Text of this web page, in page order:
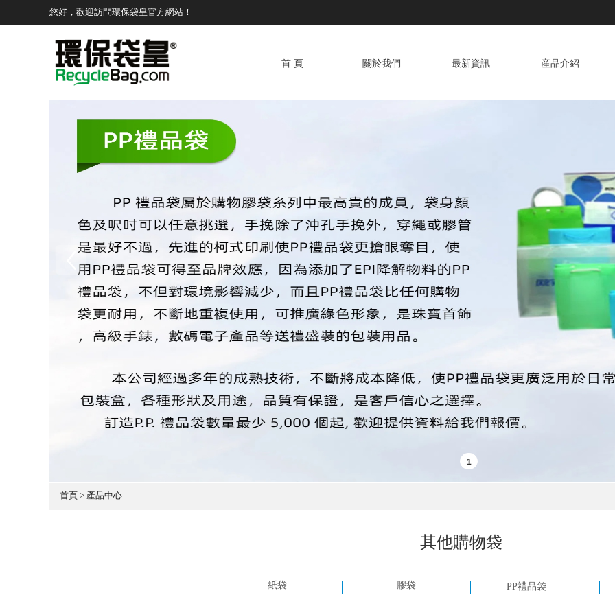
您好，歡迎訪問環保袋皇官方網站！
首 頁 關於我們 最新資訊 産品介紹
首頁 > 產品中心
其他購物袋
膠袋
紙袋 PP禮品袋